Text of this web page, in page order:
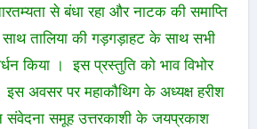
से बंधा रहा और नाटक की समाप्ति
तालिया की गड़गड़ाहट के साथ सभी
किया । इस प्रस्तुति को भाव विभोर
इस अवसर पर महाकौथिग के अध्यक्ष हरीश
संवेदना समूह उत्तरकाशी के जयप्रकाश